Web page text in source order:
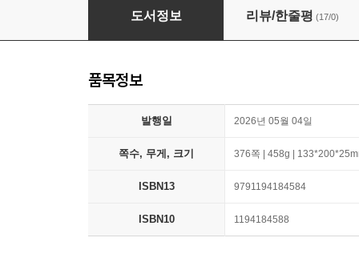
아빠의 도시락 편지
도서정보 리뷰/한줄평 (17/0)
품목정보
발행일 2026년 05월 04일
쪽수, 무게, 크기 376쪽 | 458g |
ISBN13 9791194184584
ISBN10 1194184588